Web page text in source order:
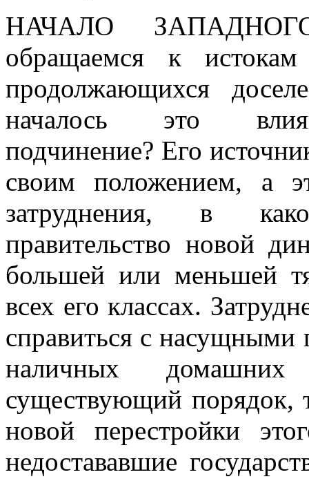
НАЧАЛО
обращаемся к
продолжающихся
началось это
подчинение? Его
своим положением, а
затруднения, в
правительство новой
большей или меньшей
всех его классах.
справиться с насущными
наличных
существующий порядок,
новой перестройки
недостававшие